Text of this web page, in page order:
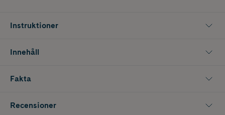
Instruktioner
Innehåll
Fakta
Recensioner